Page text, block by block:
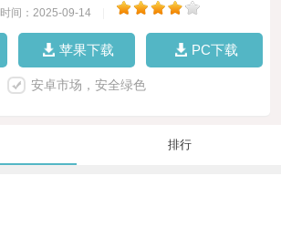
时间：2025-09-14
苹果下载 PC下载
安卓市场，安全绿色
排行